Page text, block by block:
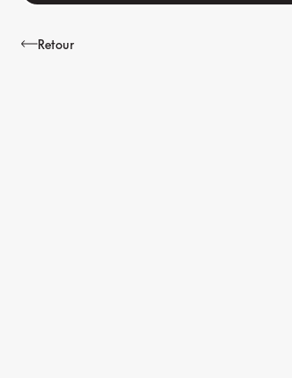
Retour